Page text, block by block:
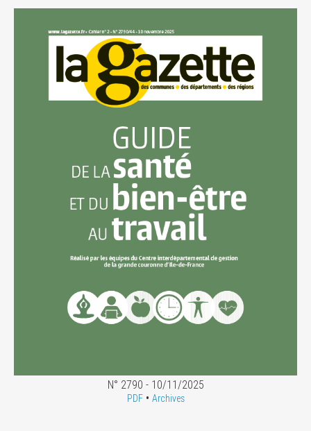
N° 2790 - 10/11/2025
PDF• Archives